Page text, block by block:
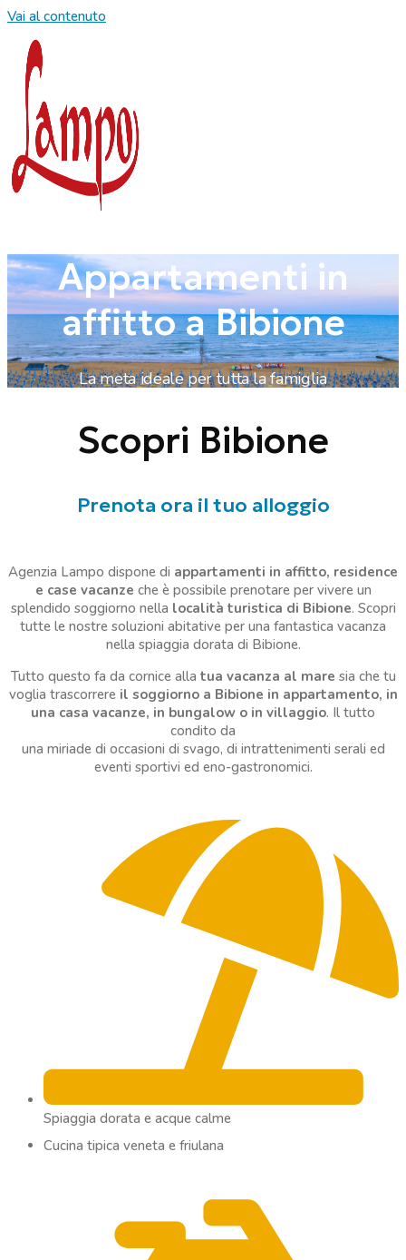
Vai al contenuto
Appartamenti in
affitto a Bibione
La meta ideale per tutta la famiglia
Scopri Bibione
Prenota ora il tuo alloggio
Agenzia Lampo dispone di appartamenti in affitto, residence
e case vacanze che è possibile prenotare per vivere un
splendido soggiorno nella località turistica di Bibione. Scopri
tutte le nostre soluzioni abitative per una fantastica vacanza
nella spiaggia dorata di Bibione.
Tutto questo fa da cornice alla tua vacanza al mare sia che tu
voglia trascorrere il soggiorno a Bibione in appartamento, in
una casa vacanze, in bungalow o in villaggio. Il tutto
condito da
una miriade di occasioni di svago, di intrattenimenti serali ed
eventi sportivi ed eno-gastronomici.
Spiaggia dorata e acque calme
Cucina tipica veneta e friulana